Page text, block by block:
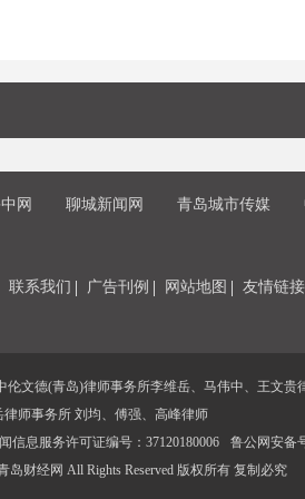
网 聊城新闻网 青岛城市传媒
联系我们 广告刊例 网站地图 友情链接
伦文德(青岛)律师事务所李维岳、马伟中、王文贵
律师事务所 刘均、傅强、高峰律师
信息服务许可证编号：37120180006
鲁公网安备
岛财经网 All Rights Reserved 版权所有 复制必究